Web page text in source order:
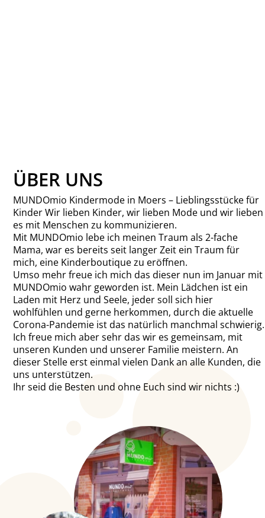
ÜBER UNS
MUNDOmio Kindermode in Moers – Lieblingsstücke für
Kinder Wir lieben Kinder, wir lieben Mode und wir lieben
es mit Menschen zu kommunizieren.
Mit MUNDOmio lebe ich meinen Traum als 2-fache
Mama, war es bereits seit langer Zeit ein Traum für
mich, eine Kinderboutique zu eröffnen.
Umso mehr freue ich mich das dieser nun im Januar mit
MUNDOmio wahr geworden ist. Mein Lädchen ist ein
Laden mit Herz und Seele, jeder soll sich hier
wohlfühlen und gerne herkommen, durch die aktuelle
Corona-Pandemie ist das natürlich manchmal schwierig.
Ich freue mich aber sehr das wir es gemeinsam, mit
unseren Kunden und unserer Familie meistern. An
dieser Stelle erst einmal vielen Dank an alle Kunden, die
uns unterstützen.
Ihr seid die Besten und ohne Euch sind wir nichts :)